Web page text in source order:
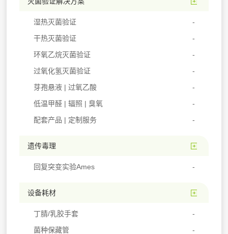
湿热灭菌验证
干热灭菌验证
环氧乙烷灭菌验证
过氧化氢灭菌验证
芽孢悬液 | 过氧乙酸
低温甲醛 | 辐照 | 臭氧
配套产品 | 定制服务
遗传毒理
回复突变实验Ames
设备耗材
丁腈/乳胶手套
菌种保藏管